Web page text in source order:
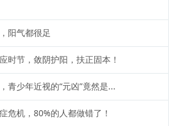
阳气都很足
时节，敛阴护阳，扶正固本！
青少年近视的“元凶”竟然是...
危机，80%的人都做错了！